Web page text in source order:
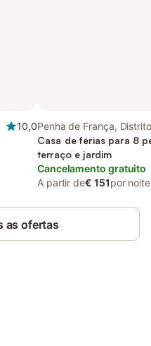
10,0Penha de França,
Lisboa
Casa de férias para 8
terraço e jardim
Cancelamento gratuito
A partir de€ 151por noite
as ofertas